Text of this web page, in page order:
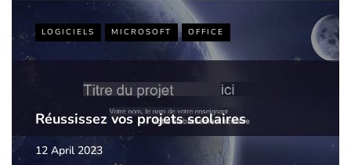
LOGICIELS MICROSOFT OFFICE
Réussissez vos projets scolaires
12 April 2023